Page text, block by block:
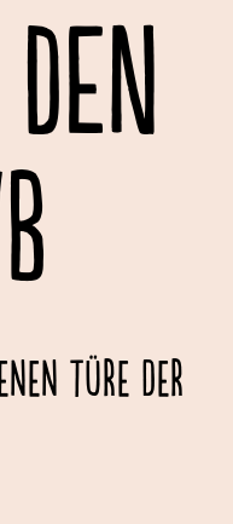
Türe der